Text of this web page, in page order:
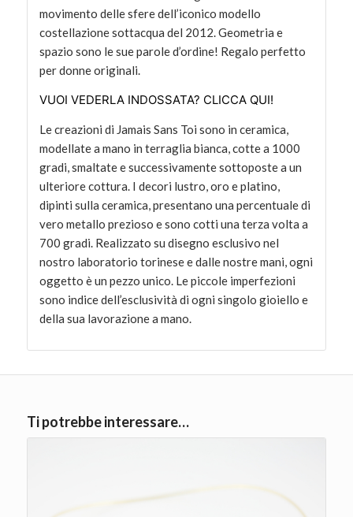
movimento delle sfere dell’iconico modello
costellazione sottacqua del 2012. Geometria e
spazio sono le sue parole d’ordine! Regalo perfetto
per donne originali.
VUOI VEDERLA INDOSSATA? CLICCA QUI!
Le creazioni di Jamais Sans Toi sono in ceramica,
modellate a mano in terraglia bianca, cotte a 1000
gradi, smaltate e successivamente sottoposte a un
ulteriore cottura. I decori lustro, oro e platino,
dipinti sulla ceramica, presentano una percentuale di
vero metallo prezioso e sono cotti una terza volta a
700 gradi. Realizzato su disegno esclusivo nel
nostro laboratorio torinese e dalle nostre mani, ogni
oggetto è un pezzo unico. Le piccole imperfezioni
sono indice dell’esclusività di ogni singolo gioiello e
della sua lavorazione a mano.
Ti potrebbe interessare…